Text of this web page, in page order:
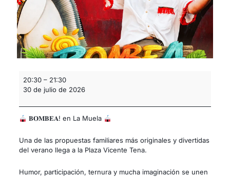
20:30 – 21:30
30 de julio de 2026
𝐁𝐎𝐌𝐁𝐄𝐀! en La Muela
Una de las propuestas familiares más originales y divertidas
del verano llega a la Plaza Vicente Tena.
Humor, participación, ternura y mucha imaginación se unen